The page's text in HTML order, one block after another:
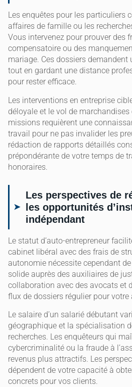
Les enquêtes pour les particuliers
affaires de famille ou les
Vous intervenez pour prouver des
compensatoire ou des
mariage. Ces dossiers demandent
tout en gardant une distance
pour rester efficace.
Les interventions en entreprise
déloyale et le vol de marchandises
missions requièrent une
travail pour ne pas invalider les
rédaction de rapports détaillés
prépondérante de votre temps de
honoraires.
Les perspectives de
les opportunités
indépendant
Le statut d’auto-entrepreneur
cabinet libéral avec des frais de
autonomie nécessite cependant
solide auprès des auxiliaires de
collaboration avec des avocats et
flux de dossiers régulier pour votre
Le salaire d’un salarié débutant
géographique et la spécialisation
recherches. Les enquêteurs qui
cybercriminalité ou la fraude à
revenus plus attractifs. Les
dépendent de votre capacité à
concrets pour vos clients.